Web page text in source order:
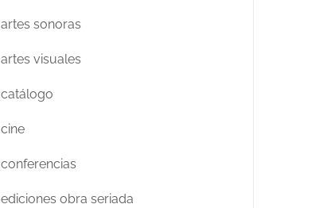
artes sonoras
artes visuales
catálogo
cine
conferencias
ediciones obra seriada